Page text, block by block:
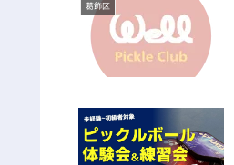
葛飾区